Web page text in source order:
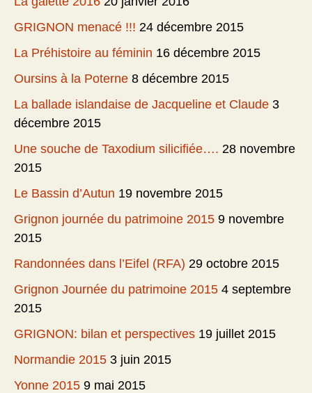
GRIGNON menacé !!! 24 décembre 2015
La Préhistoire au féminin 16 décembre 2015
Oursins à la Poterne 8 décembre 2015
La ballade islandaise de Jacqueline et Claude 3
décembre 2015
Une souche de Taxodium silicifiée…. 28 novembre
2015
Le Bassin d’Autun 19 novembre 2015
Grignon journée du patrimoine 2015 9 novembre
2015
Randonnées dans l’Eifel (RFA) 29 octobre 2015
Grignon Journée du patrimoine 2015 4 septembre
2015
GRIGNON: bilan et perspectives 19 juillet 2015
Normandie 2015 3 juin 2015
Yonne 2015 9 mai 2015